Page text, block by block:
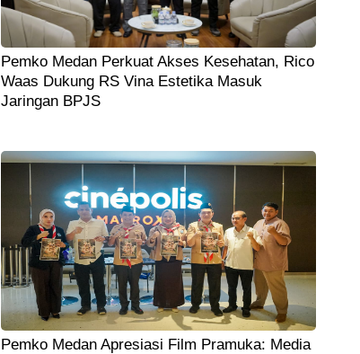
Pemko Medan Perkuat Akses Kesehatan, Rico
Waas Dukung RS Vina Estetika Masuk
Jaringan BPJS
Pemko Medan Apresiasi Film Pramuka: Media